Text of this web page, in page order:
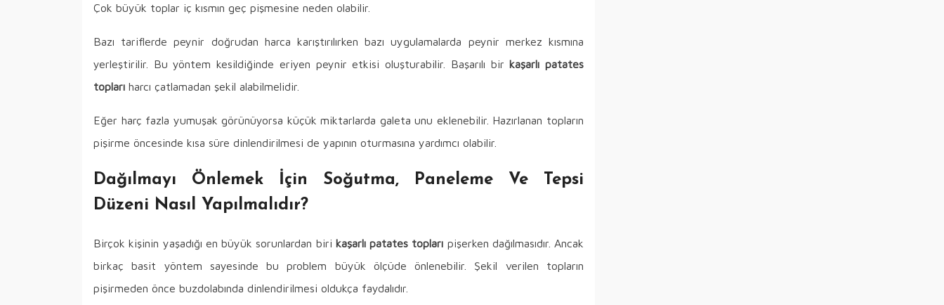
Çok büyük toplar iç kısmın geç pişmesine neden olabilir.
Bazı tariflerde peynir doğrudan harca karıştırılırken bazı uygulamalarda peynir merkez kısmına
yerleştirilir. Bu yöntem kesildiğinde eriyen peynir etkisi oluşturabilir. Başarılı birkaşarlı patates
topları harcı çatlamadan şekil alabilmelidir.
Eğer harç fazla yumuşak görünüyorsa küçük miktarlarda galeta unu eklenebilir. Hazırlanan topların
pişirme öncesinde kısa süre dinlendirilmesi de yapının oturmasına yardımcı olabilir.
Dağılmayı Önlemek İçin Soğutma, Paneleme Ve Tepsi
Düzeni Nasıl Yapılmalıdır?
Birçok kişinin yaşadığı en büyük sorunlardan biri kaşarlı patates topları pişerken dağılmasıdır. Ancak
birkaç basit yöntem sayesinde bu problem büyük ölçüde önlenebilir. Şekil verilen topların
pişirmeden önce buzdolabında dinlendirilmesi oldukça faydalıdır.